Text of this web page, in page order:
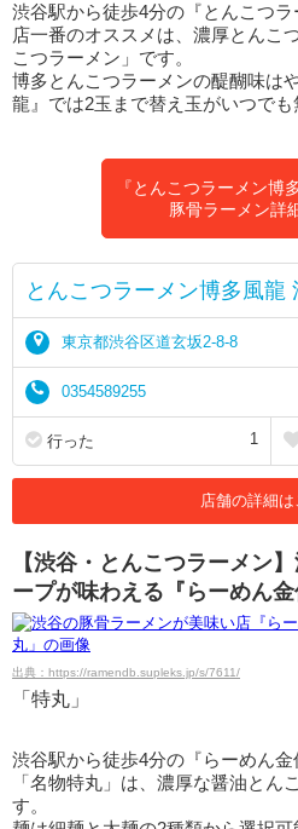
渋谷駅から徒歩4分の『とんこつラ
店一番のオススメは、濃厚とんこ
こつラーメン」です。
博多とんこつラーメンの醍醐味は
龍』では2玉まで替え玉がいつでも
『とんこつラーメン博
豚骨ラーメン詳
とんこつラーメン博多風龍
東京都渋谷区道玄坂2-8-8
0354589255
行った 1
店舗の詳細は
【渋谷・とんこつラーメン
ープが味わえる『らーめん金
出典：https://ramendb.supleks.jp/s/7611/
「特丸」
渋谷駅から徒歩4分の『らーめん金
「名物特丸」は、濃厚な醤油とん
す。